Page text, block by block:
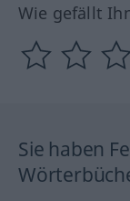
Wie gefällt
Sie haben